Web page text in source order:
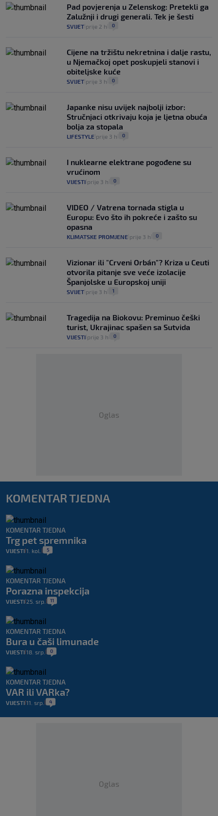
Pad povjerenja u Zelenskog: Pretekli ga
Zalužnji i drugi generali. Tek je šesti
SVIJET prije 2 h 0
Cijene na tržištu nekretnina i dalje rastu,
u Njemačkoj opet poskupjeli stanovi i
obiteljske kuće
SVIJET prije 3 h 0
Japanke nisu uvijek najbolji izbor:
Stručnjaci otkrivaju koja je ljetna obuća
bolja za stopala
LIFESTYLE prije 3 h 0
I nuklearne elektrane pogođene su
vrućinom
VIJESTI prije 3 h 0
VIDEO / Vatrena tornada stigla u
Europu: Evo što ih pokreće i zašto su
opasna
KLIMATSKE PROMJENE prije 3 h 0
Vizionar ili "Crveni Orbán"? Kriza u Ceuti
otvorila pitanje sve veće izolacije
Španjolske u Europskoj uniji
SVIJET prije 3 h 1
Tragedija na Biokovu: Preminuo češki
turist, Ukrajinac spašen sa Sutvida
VIJESTI prije 3 h 0
Oglas
KOMENTAR TJEDNA
KOMENTAR TJEDNA
Trg pet spremnika
VIJESTI 1. kol. 5
KOMENTAR TJEDNA
Porazna inspekcija
VIJESTI 25. srp. 11
KOMENTAR TJEDNA
Bura u čaši limunade
VIJESTI 18. srp. 0
KOMENTAR TJEDNA
VAR ili VARka?
VIJESTI 11. srp. 4
Oglas